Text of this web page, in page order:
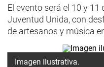
El evento será el 10 y 11
Juventud Unida, con
de artesanos y música
Imagen ilustrativa.